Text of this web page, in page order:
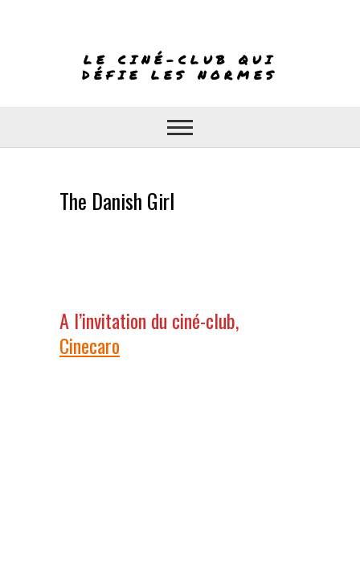
LE CINÉ-CLUB QUI
DÉFIE LES NORMES
The Danish Girl
A l’invitation du ciné-club,
Cinecaro